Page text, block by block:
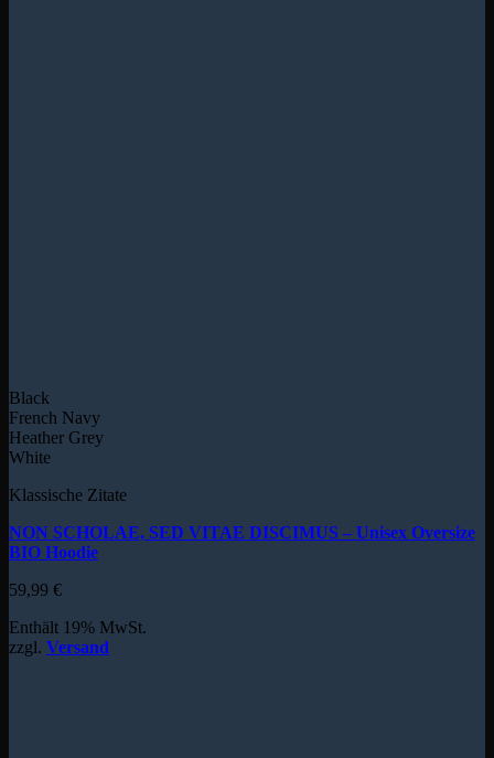
Black
French Navy
Heather Grey
White
Klassische Zitate
NON SCHOLAE, SED VITAE DISCIMUS – Unisex Oversize
BIO Hoodie
59,99 €
Enthält 19% MwSt.
zzgl. Versand